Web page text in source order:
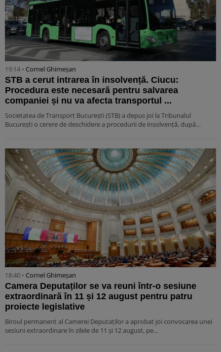
19:14 • Cornel Ghimeșan
STB a cerut intrarea în insolvență. Ciucu:
Procedura este necesară pentru salvarea
companiei și nu va afecta transportul ...
Societatea de Transport București (STB) a depus joi la Tribunalul
București o cerere de deschidere a procedurii de insolvență, după…
18:40 • Cornel Ghimeșan
Camera Deputaților se va reuni într-o sesiune
extraordinară în 11 și 12 august pentru patru
proiecte legislative
Biroul permanent al Camerei Deputaților a aprobat joi convocarea unei
sesiuni extraordinare în zilele de 11 și 12 august, pe…